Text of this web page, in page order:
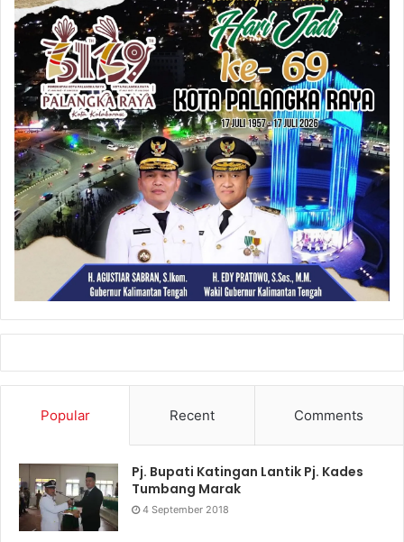
Popular Recent Comments
Pj. Bupati Katingan Lantik Pj. Kades
Tumbang Marak
4 September 2018